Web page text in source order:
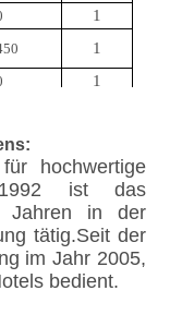
1
1
1
1
1
hochwertige
1992 ist das
Jahren in der
tätig.Seit der
im Jahr 2005,
bedient.